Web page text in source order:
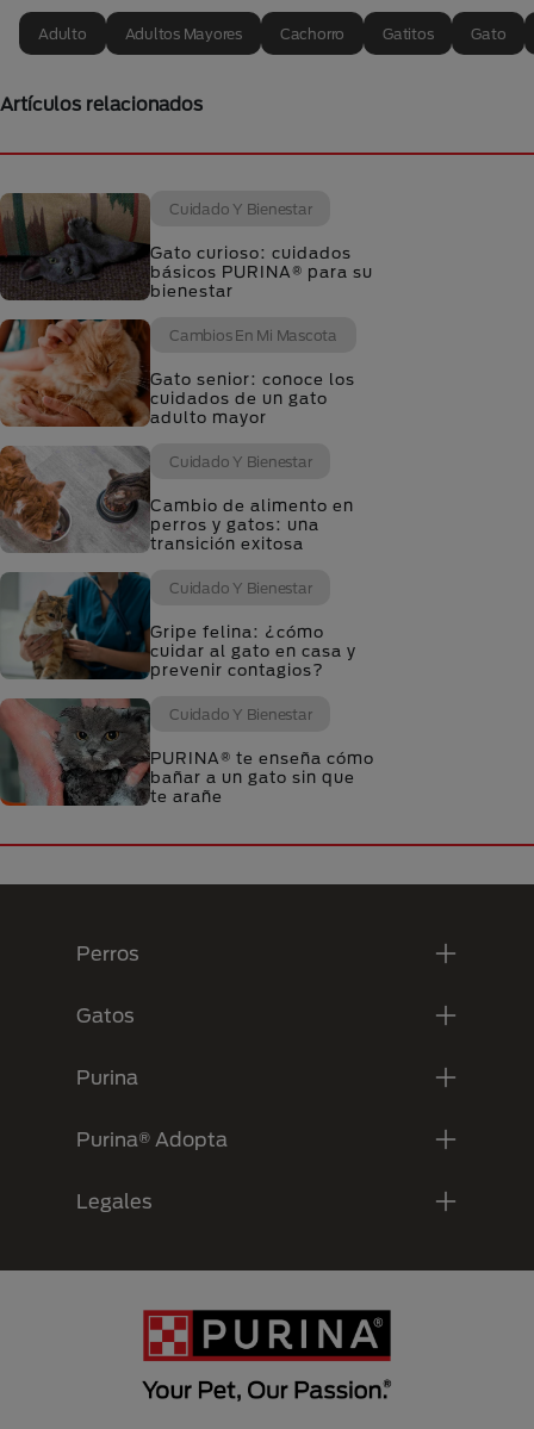
Adulto Adultos Mayores Cachorro Gatitos Gato
Artículos relacionados
Cuidado Y Bienestar
Gato curioso: cuidados
básicos PURINA® para su
bienestar
Cambios En Mi Mascota
Gato senior: conoce los
cuidados de un gato
adulto mayor
Cuidado Y Bienestar
Cambio de alimento en
perros y gatos: una
transición exitosa
Cuidado Y Bienestar
Gripe felina: ¿cómo
cuidar al gato en casa y
prevenir contagios?
Cuidado Y Bienestar
PURINA® te enseña cómo
bañar a un gato sin que
te arañe
Perros
Gatos
Purina
Purina® Adopta
Legales